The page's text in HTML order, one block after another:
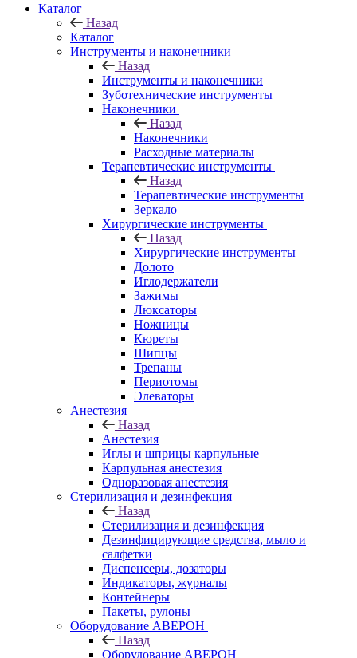
Каталог
Назад
Каталог
Инструменты и наконечники
Назад
Инструменты и наконечники
Зуботехнические инструменты
Наконечники
Назад
Наконечники
Расходные материалы
Терапевтические инструменты
Назад
Терапевтические инструменты
Зеркало
Хирургические инструменты
Назад
Хирургические инструменты
Долото
Иглодержатели
Зажимы
Люксаторы
Ножницы
Кюреты
Шипцы
Трепаны
Периотомы
Элеваторы
Анестезия
Назад
Анестезия
Иглы и шприцы карпульные
Карпульная анестезия
Одноразовая анестезия
Стерилизация и дезинфекция
Назад
Стерилизация и дезинфекция
Дезинфицирующие средства, мыло и
салфетки
Диспенсеры, дозаторы
Индикаторы, журналы
Контейнеры
Пакеты, рулоны
Оборудование АВЕРОН
Назад
Оборудование АВЕРОН